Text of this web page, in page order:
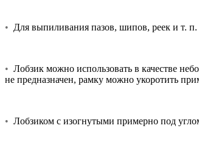
• Для выпиливания пазов, шипов, реек и т.
• Лобзик можно использовать в качестве
не предназначен, рамку можно укоротить
• Лобзиком с изогнутыми примерно под